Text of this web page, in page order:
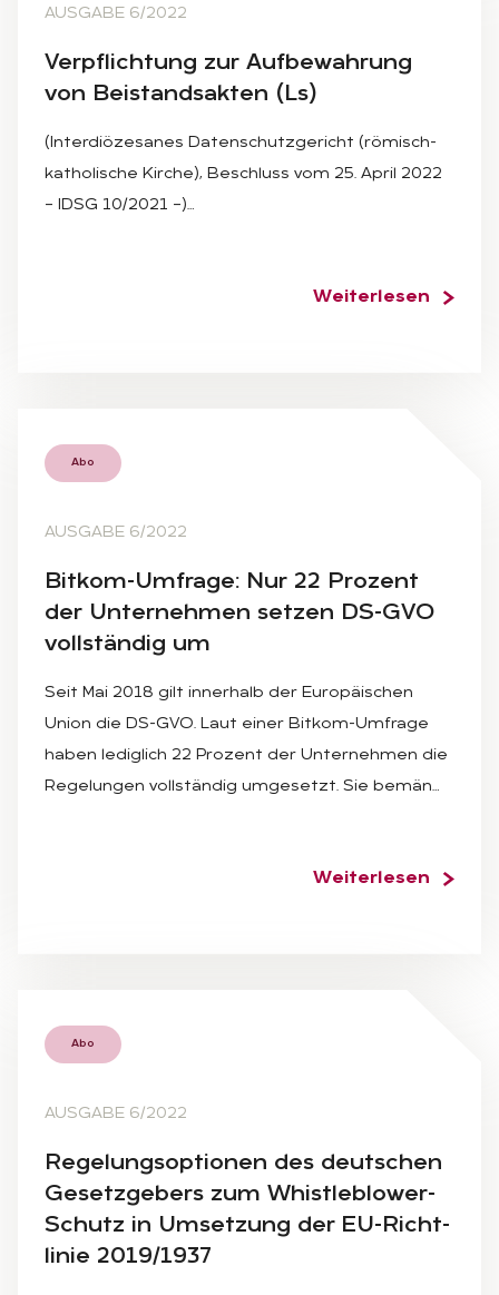
AUSGABE 6/2022
Ver­pflich­tung zur Auf­be­wah­rung
von Bei­stands­ak­ten (Ls)
(Interdiözesanes Datenschutzgericht (römisch-
katholische Kirche), Beschluss vom 25. April 2022
– IDSG 10/2021 –)…
Weiterlesen
Abo
AUSGABE 6/2022
Bit­kom-Um­fra­ge: Nur 22 Pro­zent
der Un­ter­neh­men set­zen DS-GVO
voll­stän­dig um
Seit Mai 2018 gilt innerhalb der Europäischen
Union die DS-GVO. Laut einer Bitkom-Umfrage
haben lediglich 22 Prozent der Unternehmen die
Regelungen vollständig umgesetzt. Sie bemän…
Weiterlesen
Abo
AUSGABE 6/2022
Re­ge­lungs­op­tio­nen des deut­schen
Ge­setz­ge­bers zum Whist­leb­lo­wer-
Schutz in Um­set­zung der EU-Richt­
li­nie 2019/1937